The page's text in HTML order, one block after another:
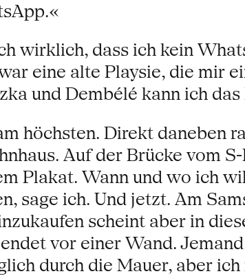
wirklich, dass ich kein
eine alte Playsie, die mir
und Dembélé kann ich
höchsten. Direkt daneben
Auf der Brücke vom
Plakat. Wann und wo ich
sage ich. Und jetzt. Am
scheint aber in
vor einer Wand.
durch die Mauer, aber